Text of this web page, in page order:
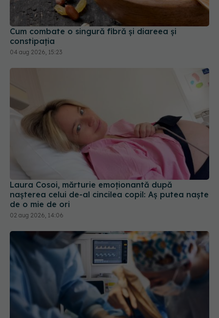
Cum combate o singură fibră și diareea și
constipația
04 aug 2026, 15:23
Laura Cosoi, mărturie emoționantă după
nașterea celui de-al cincilea copil: Aș putea naște
de o mie de ori
02 aug 2026, 14:06